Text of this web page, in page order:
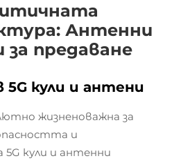
Антенни
за предаване
5G кули и антени
жизненоважна за
и
кули и антенни